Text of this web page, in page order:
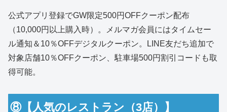
公式アプリ登録でGW限定500円OFFクーポン配布
（10,000円以上購入時）。メルマガ会員にはタイムセー
ル通知＆10％OFFデジタルクーポン。LINE友だち追加で
対象店舗10％OFFクーポン、駐車場500円割引コードも取
得可能。
⑧【人気のレストラン（3店）】